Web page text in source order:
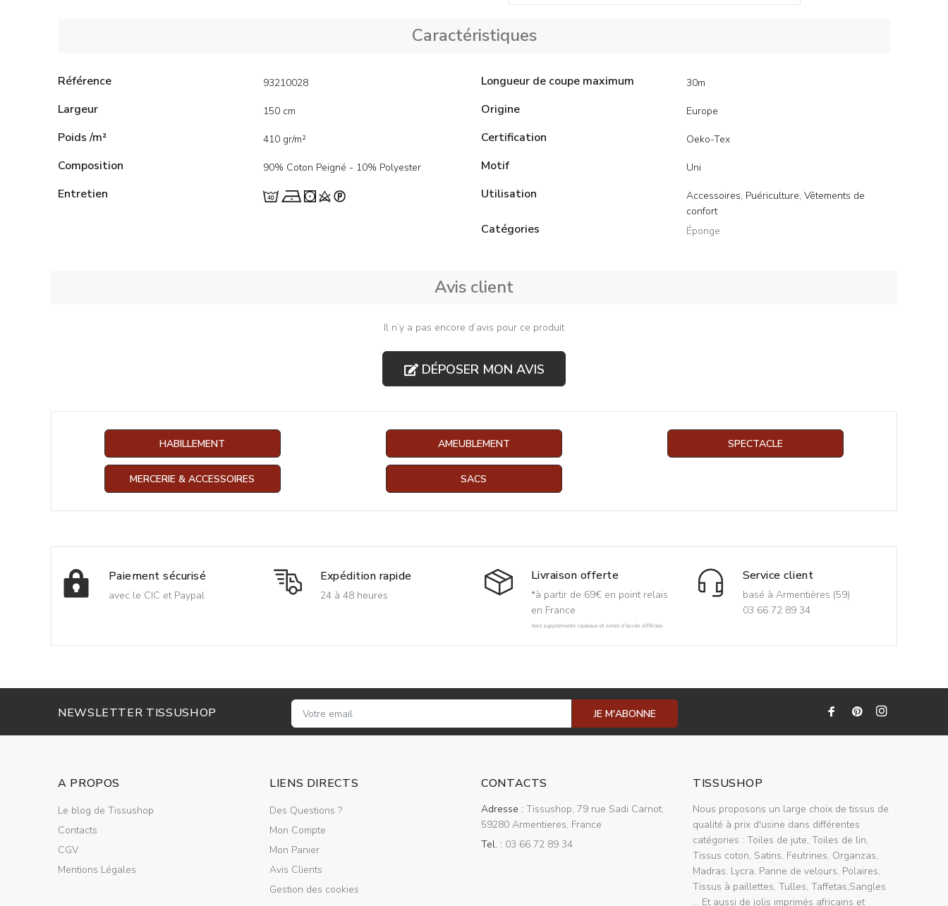
Caractéristiques
Référence 93210028
Largeur 150 cm
Poids /m² 410 gr/m²
Composition 90% Coton Peigné - 10% Polyester
Entretien
Longueur de coupe maximum 30m
Origine Europe
Certification Oeko-Tex
Motif Uni
Utilisation
Accessoires, Puériculture, Vêtements de
confort
Catégories Éponge
Avis client
Il n’y a pas encore d’avis pour ce produit
DÉPOSER MON AVIS
HABILLEMENT AMEUBLEMENT SPECTACLE
MERCERIE & ACCESSOIRES SACS
Paiement sécurisé
avec le CIC et Paypal
Expédition rapide
24 à 48 heures
Livraison offerte
*à partir de 69€ en point relais
en France
hors suppléments rouleaux et zones d'accès difficiles
Service client
basé à Armentières (59)
03 66 72 89 34
NEWSLETTER TISSUSHOP JE M'ABONNE
A PROPOS
Le blog de Tissushop
Contacts
CGV
Mentions Légales
LIENS DIRECTS
Des Questions ?
Mon Compte
Mon Panier
Avis Clients
Gestion des cookies
CONTACTS
Adresse : Tissushop, 79 rue Sadi Carnot,
59280 Armentieres, France
Tel. : 03 66 72 89 34
TISSUSHOP
Nous proposons un large choix de tissus de
qualité à prix d'usine dans différentes
catégories : Toiles de jute, Toiles de lin,
Tissus coton, Satins, Feutrines, Organzas,
Madras, Lycra, Panne de velours, Polaires,
Tissus à paillettes, Tulles, Taffetas,Sangles
... Et aussi de jolis imprimés africains et